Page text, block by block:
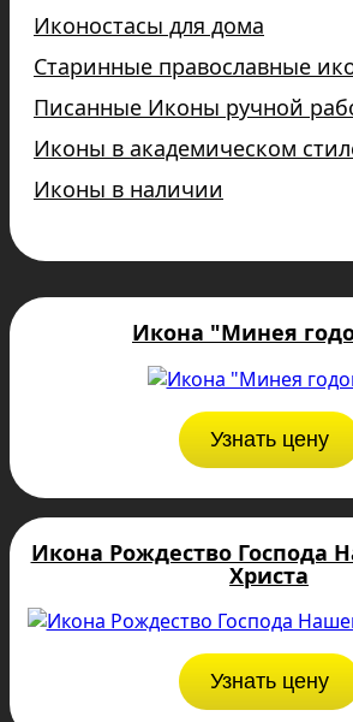
Иконостасы для дома
Старинные православные
Писанные Иконы ручной
Иконы в академическом
Иконы в наличии
Икона "Минея
Узнать цену
Икона Рождество Господа
Христа
Узнать цену